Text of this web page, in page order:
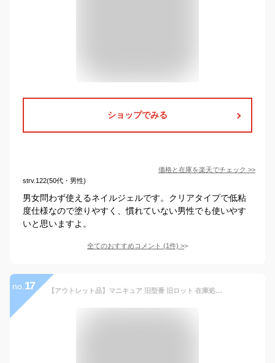
ショップでみる
価格と在庫を楽天でチェック >>
strv.122(50代・男性)
男女問わず使えるネイルジェルです。クリアタイプで低粘
度仕様なので塗りやすく、慣れていない男性でも使いやす
いと思いますよ。
全てのおすすめコメント (1件) >
no. 17 【アウトレット品】マニキュア 旧型番 旧ロット 在庫処分品 箱潰れ 新品未使用品 自爪風 全7色 全国展開のネイルケア専門サロン開発 ポリッシュ ナチュラルな色合い 10ml 爪に優しい 透明マニキュア トップコート ベースコート 速乾 自然な色合い 淡い 使い方説明書付